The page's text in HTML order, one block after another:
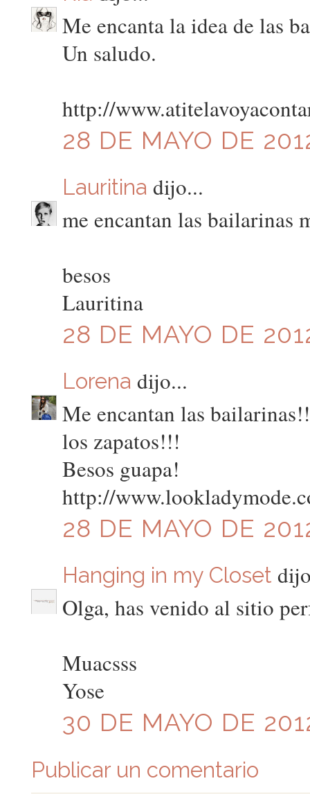
Me encanta la idea de las
Un saludo.
http://
28 DE MAYO DE
Lauritina dijo...
me encantan las bailarinas
besos
Lauritina
28 DE MAYO DE
Lorena dijo...
Me encantan las
los zapatos!!!
Besos guapa!
http://
28 DE MAYO DE
Hanging in my Closet
Olga, has venido al sitio
Muacsss
Yose
30 DE MAYO DE
Publicar un comentario